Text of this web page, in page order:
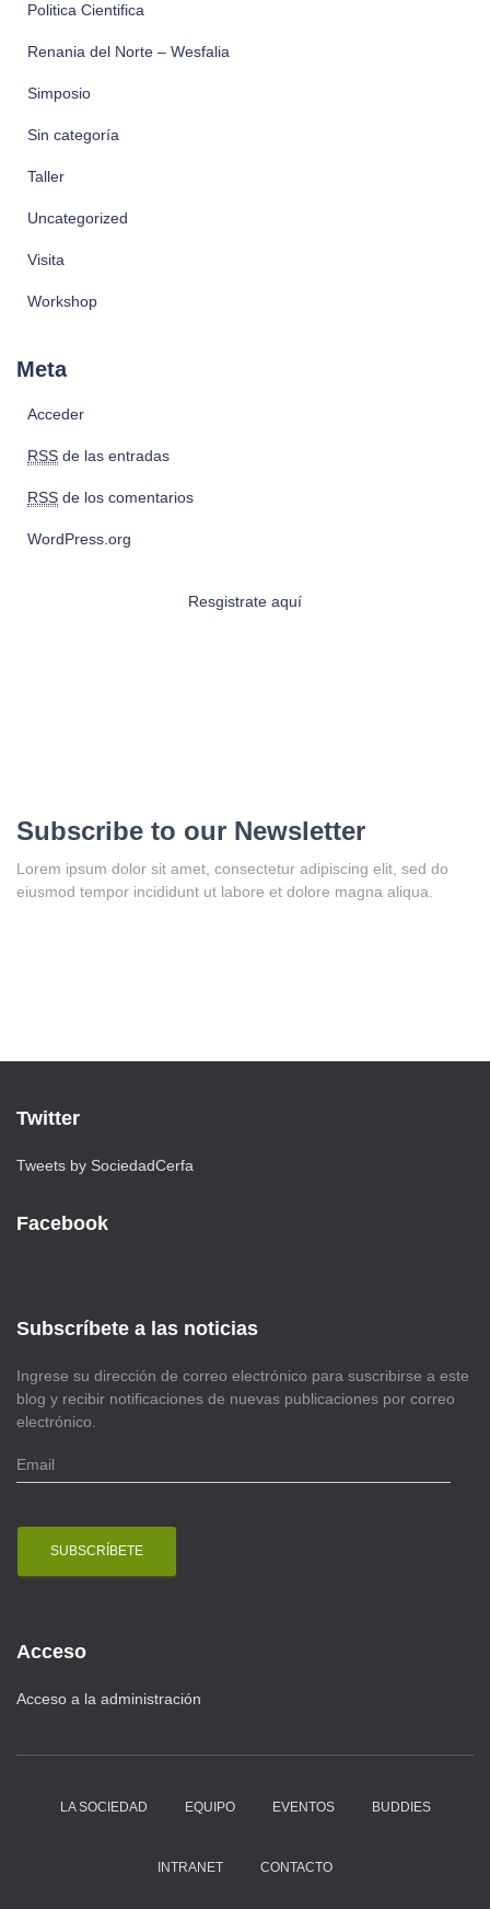
Politica Cientifica
Renania del Norte – Wesfalia
Simposio
Sin categoría
Taller
Uncategorized
Visita
Workshop
Meta
Acceder
RSS de las entradas
RSS de los comentarios
WordPress.org
Resgistrate aquí
Subscribe to our Newsletter
Lorem ipsum dolor sit amet, consectetur adipiscing elit, sed do
eiusmod tempor incididunt ut labore et dolore magna aliqua.
Twitter
Tweets by SociedadCerfa
Facebook
Subscríbete a las noticias
Ingrese su dirección de correo electrónico para suscribirse a este
blog y recibir notificaciones de nuevas publicaciones por correo
electrónico.
E
m
i
Acceso
Acceso a la administración
LA SOCIEDAD EQUIPO EVENTOS BUDDIES
INTRANET CONTACTO